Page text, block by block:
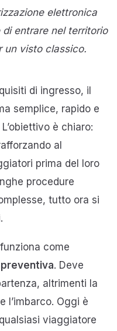
elettronica
entrare nel territorio
un visto classico.
di ingresso, il
semplice, rapido e
è chiaro:
al
prima del loro
procedure
tutto ora si
come
. Deve
altrimenti la
l’imbarco. Oggi è
viaggiatore